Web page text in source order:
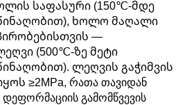
საფასური (150℃-მდე
ხოლო მაღალი
—
(500℃-ზე მეტი
ლეღვის გაჭიმვის
≥2MPa, რათა თავიდან
გამომწვევის